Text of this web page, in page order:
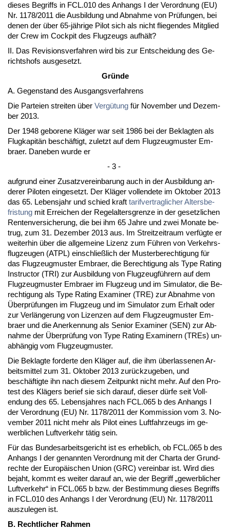
die­ses Be­griffs in FCL.010 des An­hangs I der Ver­ord­nung (EU)
Nr. 1178/2011 die Aus­bil­dung und Ab­nah­me von Prüfun­gen, bei
de­nen der über 65-jähri­ge Pi­lot sich als nicht flie­gen­des Mit­glied
der Crew im Cock­pit des Flug­zeugs aufhält?
II. Das Re­vi­si­ons­ver­fah­ren wird bis zur Ent­schei­dung des Ge­
richts­hofs aus­ge­setzt.
Gründe
A. Ge­gen­stand des Aus­gangs­ver­fah­rens
Die Par­tei­en strei­ten über Vergütung für No­vem­ber und De­zem­
ber 2013.
Der 1948 ge­bo­re­ne Kläger war seit 1986 bei der Be­klag­ten als
Flug­ka­pitän beschäftigt, zu­letzt auf dem Flug­zeug­mus­ter Em­
bra­er. Da­ne­ben wur­de er
- 3 -
auf­grund ei­ner Zu­satz­ver­ein­ba­rung auch in der Aus­bil­dung an­
de­rer Pi­lo­ten ein­ge­setzt. Der Kläger voll­ende­te im Ok­to­ber 2013
das 65. Le­bens­jahr und schied kraft ta­rif­ver­trag­li­cherAl­ters­be­
fris­tung mit Er­rei­chen der Re­gel­al­ters­gren­ze in der ge­setz­li­chen
Ren­ten­ver­si­che­rung, die bei ihm 65 Jah­re und zwei Mo­na­te be­
trug, zum 31. De­zem­ber 2013 aus. Im Streit­zeit­raum verfügte er
wei­ter­hin über die all­ge­mei­ne Li­zenz zum Führen von Ver­kehrs­
flug­zeu­gen (AT­PL) ein­sch­ließlich der Mus­ter­be­rech­ti­gung für
das Flug­zeug­mus­ter Em­bra­er, die Be­rech­ti­gung als Ty­pe Ra­ting
In­struc­tor (TRI) zur Aus­bil­dung von Flug­zeugführern auf dem
Flug­zeug­mus­ter Em­bra­er im Flug­zeug und im Si­mu­la­tor, die Be­
rech­ti­gung als Ty­pe Ra­ting Ex­ami­ner (TRE) zur Ab­nah­me von
Über­prüfun­gen im Flug­zeug und im Si­mu­la­tor zum Er­halt oder
zur Verlänge­rung von Li­zen­zen auf dem Flug­zeug­mus­ter Em­
bra­er und die An­er­ken­nung als Se­ni­or Ex­ami­ner (SEN) zur Ab­
nah­me der Über­prüfung von Ty­pe Ra­ting Ex­ami­nern (TREs) un­
abhängig vom Flug­zeug­mus­ter.
Die Be­klag­te for­der­te den Kläger auf, die ihm über­las­se­nen Ar­
beits­mit­tel zum 31. Ok­to­ber 2013 zurück­zu­ge­ben, und
beschäftig­te ihn nach die­sem Zeit­punkt nicht mehr. Auf den Pro­
test des Klägers be­rief sie sich dar­auf, die­ser dürfe seit Voll­
endung des 65. Le­bens­jah­res nach FCL.065 b des An­hangs I
der Ver­ord­nung (EU) Nr. 1178/2011 der Kom­mis­si­on vom 3. No­
vem­ber 2011 nicht mehr als Pi­lot ei­nes Luft­fahr­zeugs im ge­
werb­li­chen Luft­ver­kehr tätig sein.
Für das Bun­des­ar­beits­ge­richt ist es er­heb­lich, ob FCL.065 b des
An­hangs I der ge­nann­ten Ver­ord­nung mit der Char­ta der Grund­
rech­te der Eu­ropäischen Uni­on (GRC) ver­ein­bar ist. Wird dies
be­jaht, kommt es wei­ter dar­auf an, wie der Be­griff „ge­werb­li­cher
Luft­ver­kehr“ in FCL.065 b bzw. der Be­stim­mung die­ses Be­griffs
in FCL.010 des An­hangs I der Ver­ord­nung (EU) Nr. 1178/2011
aus­zu­le­gen ist.
B. Recht­li­cher Rah­men